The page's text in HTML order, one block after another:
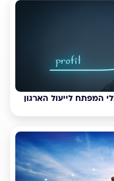
המפתח לייעול הארגון